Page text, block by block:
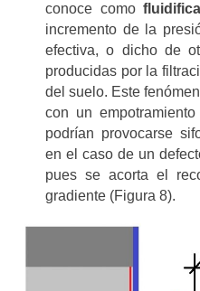
conoce como
incremento de la
efectiva, o dicho de
producidas por la
del suelo. Este
con un
podrían provocarse
en el caso de un
pues se acorta el
gradiente (Figura 8).